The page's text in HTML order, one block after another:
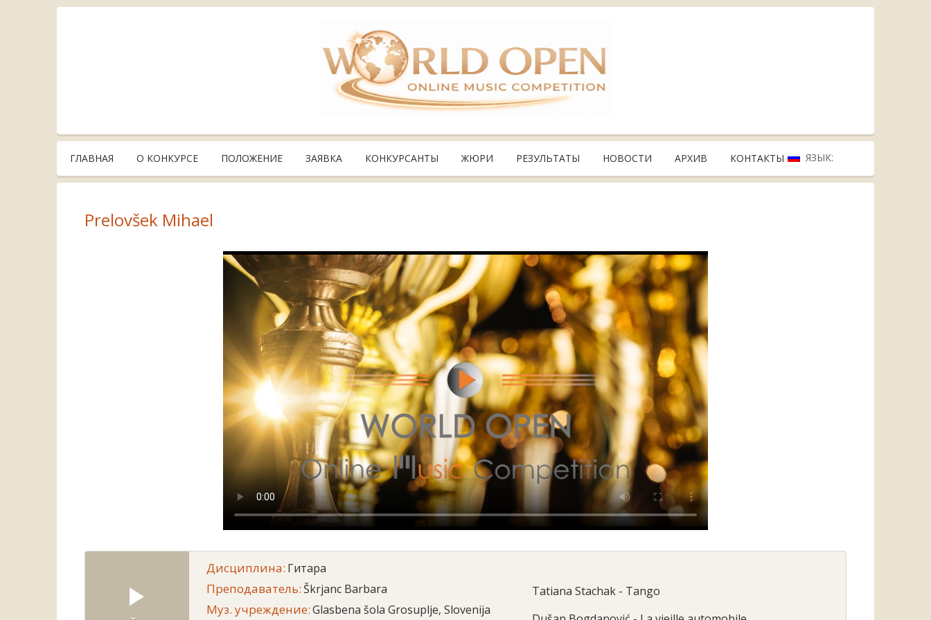
ГЛАВНАЯ О КОНКУРСЕ ПОЛОЖЕНИЕ ЗАЯВКА КОНКУРСАНТЫ ЖЮРИ РЕЗУЛЬТАТЫ НОВОСТИ АРХИВ КОНТАКТЫ ЯЗЫК:
Prelovšek Mihael
Дисциплина: Гитара
Преподаватель: Škrjanc Barbara
Муз. учреждение:Glasbena šola Grosuplje, Slovenija
Tatiana Stachak - Tango